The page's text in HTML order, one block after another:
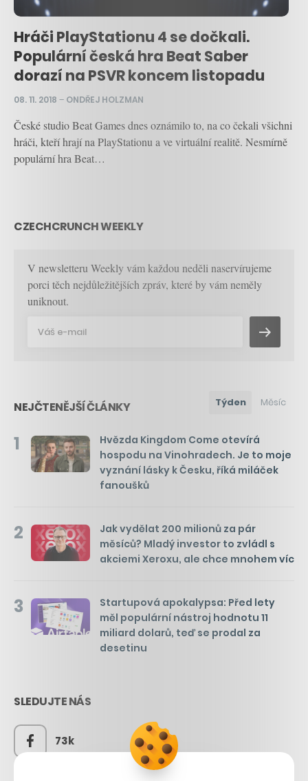
Hráči PlayStationu 4 se dočkali.
Populární česká hra Beat Saber
dorazí na PSVR koncem listopadu
08. 11. 2018 – ONDŘEJ HOLZMAN
České studio Beat Games dnes oznámilo to, na co čekali všichni
hráči, kteří hrají na PlayStationu a ve virtuální realitě. Nesmírně
populární hra Beat…
CZECHCRUNCH WEEKLY
V newsletteru Weekly vám každou neděli naservírujeme
porci těch nejdůležitějších zpráv, které by vám neměly
uniknout.
NEJČTENĚJŠÍ ČLÁNKY Týden Měsíc
1
Hvězda Kingdom Come otevírá
hospodu na Vinohradech. Je to moje
vyznání lásky k Česku, říká miláček
fanoušků
2
Jak vydělat 200 milionů za pár
měsíců? Mladý investor to zvládl s
akciemi Xeroxu, ale chce mnohem víc
3
Startupová apokalypsa: Před lety
měl populární nástroj hodnotu 11
miliard dolarů, teď se prodal za
desetinu
SLEDUJTE NÁS
73k